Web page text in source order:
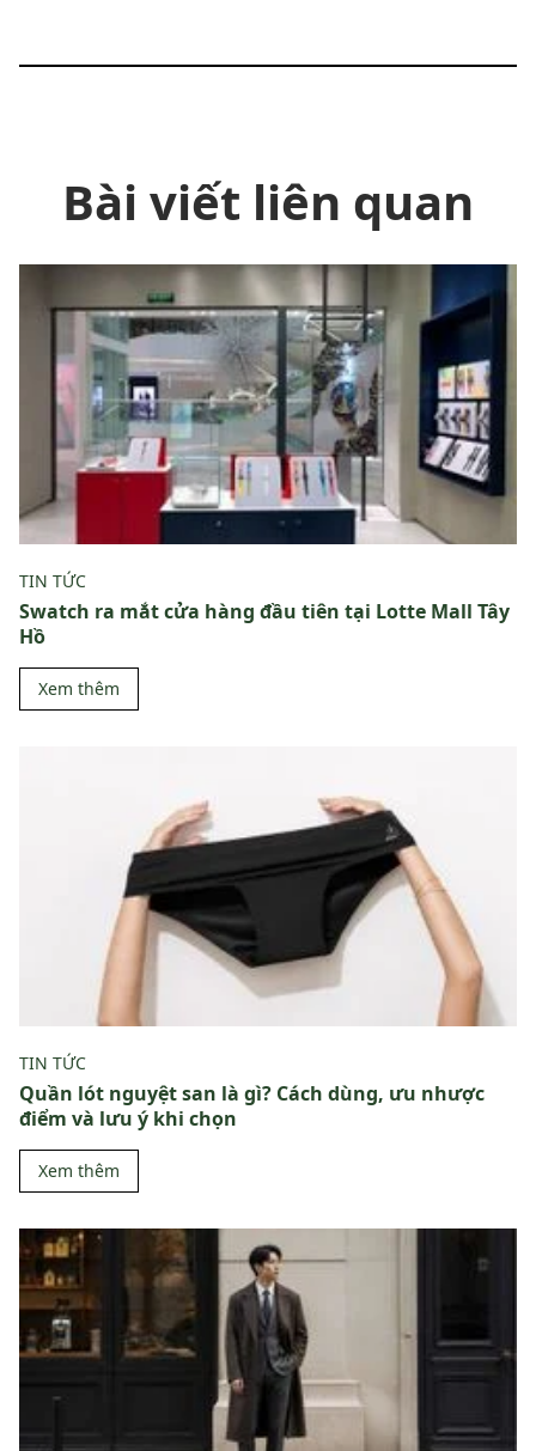
Bài viết liên quan
TIN TỨC
Swatch ra mắt cửa hàng đầu tiên tại Lotte Mall Tây
Hồ
Xem thêm
TIN TỨC
Quần lót nguyệt san là gì? Cách dùng, ưu nhược
điểm và lưu ý khi chọn
Xem thêm